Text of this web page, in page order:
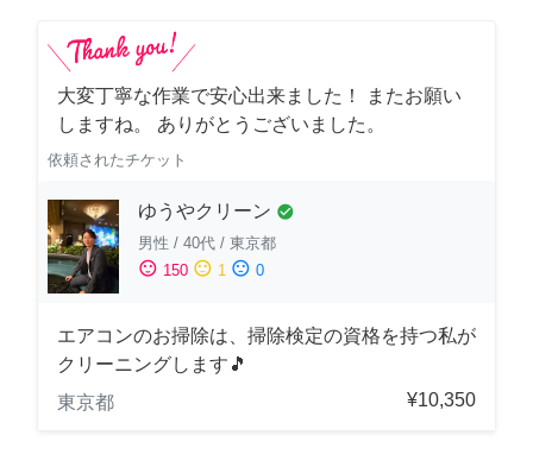
大変丁寧な作業で安心出来ました！ またお願い
しますね。 ありがとうございました。
依頼されたチケット
ゆうやクリーン check_circle
男性 / 40代 / 東京都
sentiment_satisfied 150 sentiment_neutral 1 sentiment_dissatisfied 0
エアコンのお掃除は、掃除検定の資格を持つ私が
クリーニングします🎵
東京都
¥10,350